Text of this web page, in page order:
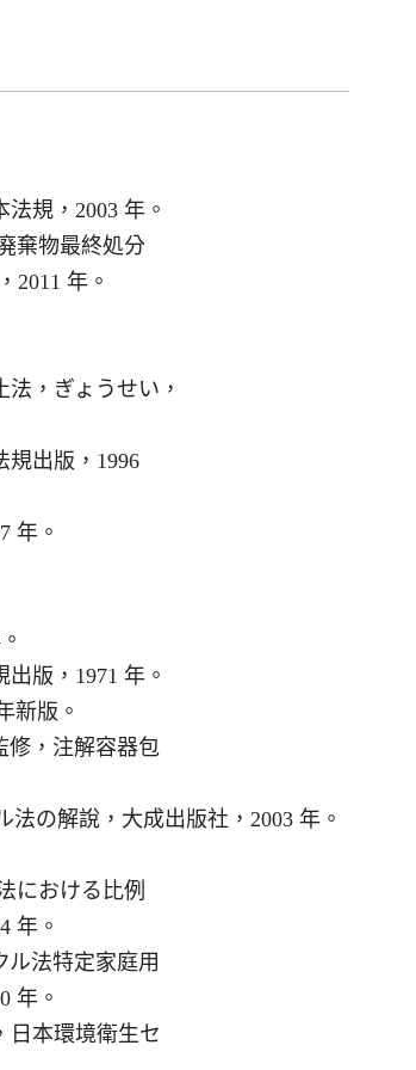
規，2003 年。
棄物最終処分
2011 年。
，ぎょうせい，
規出版，1996
年。
版，1971 年。
新版。
修，注解容器包
の解說，大成出版社，2003 年。
における比例
年。
法特定家庭用
年。
日本環境衛生セ